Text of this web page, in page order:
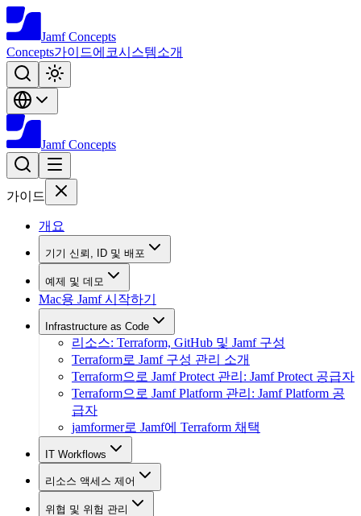
Jamf Concepts
Concepts가이드에코시스템소개
Jamf Concepts
가이드
개요
기기 신뢰, ID 및 배포
예제 및 데모
Mac용 Jamf 시작하기
Infrastructure as Code
리소스: Terraform, GitHub 및 Jamf 구성
Terraform로 Jamf 구성 관리 소개
Terraform으로 Jamf Protect 관리: Jamf Protect 공급자
Terraform으로 Jamf Platform 관리: Jamf Platform 공
급자
jamformer로 Jamf에 Terraform 채택
IT Workflows
리소스 액세스 제어
위협 및 위험 관리